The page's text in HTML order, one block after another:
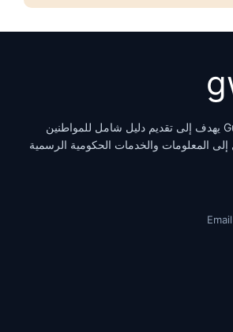
موقع Guide Web Maroc يهدف إلى تقديم دليل شامل للمواطنين
إلى المعلومات والخدمات الحكومية الرسمية